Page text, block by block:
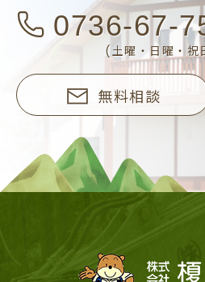
0736-67-
(土曜・日曜・祝
無料相談